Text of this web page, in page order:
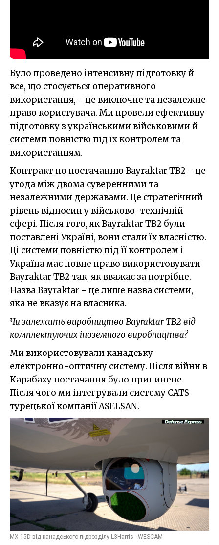
Було проведено інтенсивну підготовку й
все, що стосується оперативного
використання, - це виключне та незалежне
право користувача. Ми провели ефективну
підготовку з українськими військовими й
системи повністю під їх контролем та
використанням.
Контракт по постачанню Bayraktar TB2 - це
угода між двома суверенними та
незалежними державами. Це стратегічний
рівень відносин у військово-технічній
сфері. Після того, як Bayraktar TB2 були
поставлені Україні, вони стали їх власністю.
Ці системи повністю під її контролем і
Україна має повне право використовувати
Bayraktar TB2 так, як вважає за потрібне.
Назва Bayraktar - це лише назва системи,
яка не вказує на власника.
Чи залежить виробництво Bayraktar TB2 від
комплектуючих іноземного виробництва?
Ми використовували канадську
електронно-оптичну систему. Після війни в
Карабаху постачання було припинене.
Після чого ми інтегрували систему CATS
турецької компанії ASELSAN.
MX-15D від канадського підрозділу L3Harris - WESCAM